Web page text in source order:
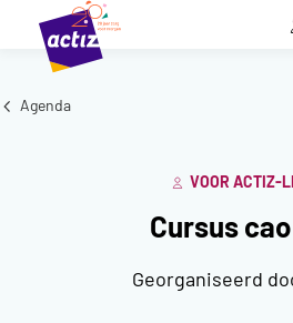
Naar hoofdinhoud
Naar menu
Agenda
VOOR ACTIZ-
Cursus
Georganiseerd